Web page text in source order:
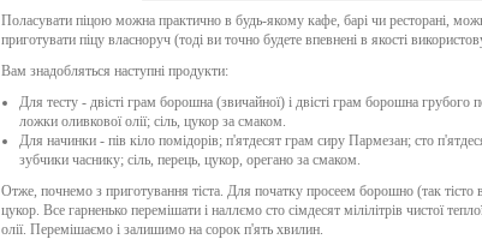
Поласувати піцою можна практично в будь-якому кафе, барі чи ресторані,
приготувати піцу власноруч (тоді ви точно будете впевнені в якості
Вам знадобляться наступні продукти:
Для тесту - двісті грам борошна (звичайної) і двісті грам борошна
ложки оливкової олії; сіль, цукор за смаком.
Для начинки - пів кіло помідорів; п'ятдесят грам сиру Пармезан; сто
зубчики часнику; сіль, перець, цукор, орегано за смаком.
Отже, почнемо з приготування тіста. Для початку просеем борошно (так тісто
цукор. Все гарненько перемішати і наллємо сто сімдесят мілілітрів чистої
олії. Перемішаємо і залишимо на сорок п'ять хвилин.